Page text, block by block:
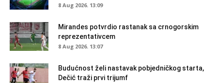
8 Aug 2026. 13:09
Mirandes potvrdio rastanak sa crnogorskim
reprezentativcem
8 Aug 2026. 13:07
Budućnost želi nastavak pobjedničkog starta,
Dečić traži prvi trijumf